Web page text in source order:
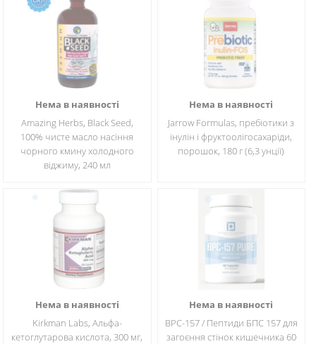
Нема в наявності
Amazing Herbs, Black Seed,
100% чисте масло насіння
чорного кмину холодного
віджиму, 240 мл
Нема в наявності
Jarrow Formulas, пребіотики з
інулін і фруктоолігосахаріди,
порошок, 180 г (6,3 унції)
Нема в наявності
Kirkman Labs, Альфа-
кетоглутарова кислота, 300 мг,
Нема в наявності
BPC-157 / Пептиди БПС 157 для
загоєння стінок кишечника 60